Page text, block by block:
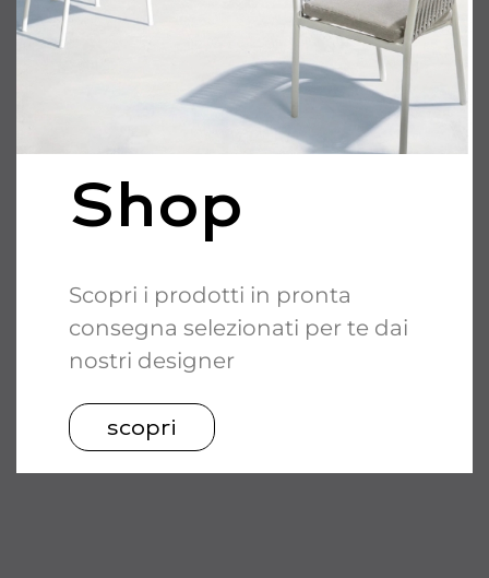
Shop
Scopri i prodotti in pronta
consegna selezionati per te dai
nostri designer
scopri